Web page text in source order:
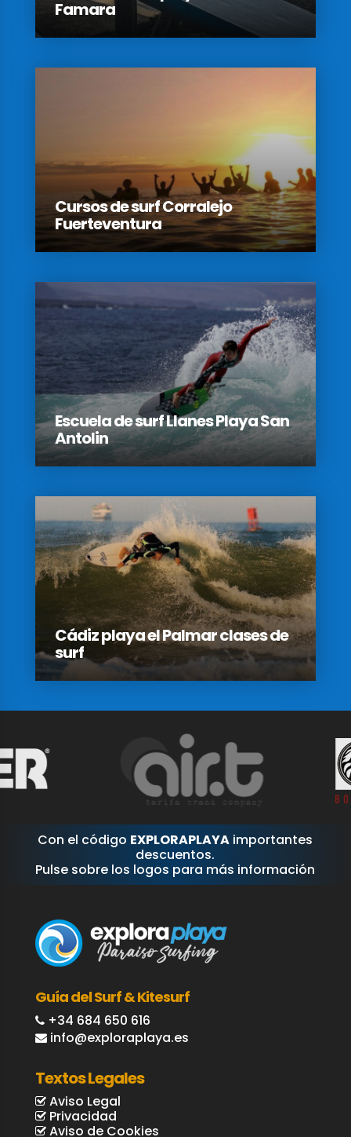
Famara
Cursos de surf Corralejo
Fuerteventura
Escuela de surf Llanes Playa San
Antolin
Cádiz playa el Palmar clases de
surf
Con el código EXPLORAPLAYA importantes
descuentos.
Pulse sobre los logos para más información
Guía del Surf & Kitesurf
+34 684 650 616
info@exploraplaya.es
Textos Legales
Aviso Legal
Privacidad
Aviso de Cookies